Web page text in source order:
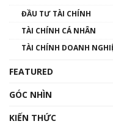
00:02:14
Nhìn lại
đến hệ
ĐẦU TƯ TÀI CHÍNH
TÀI CHÍNH CÁ NHÂN
TÀI CHÍNH DOANH
FEATURED
GÓC NHÌN
KIẾN THỨC